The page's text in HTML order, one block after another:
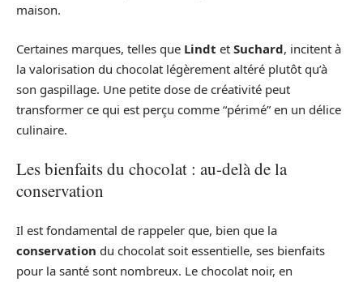
maison.
Certaines marques, telles que Lindt et Suchard, incitent à
la valorisation du chocolat légèrement altéré plutôt qu’à
son gaspillage. Une petite dose de créativité peut
transformer ce qui est perçu comme “périmé” en un délice
culinaire.
Les bienfaits du chocolat : au-delà de la
conservation
Il est fondamental de rappeler que, bien que la
conservation du chocolat soit essentielle, ses bienfaits
pour la santé sont nombreux. Le chocolat noir, en